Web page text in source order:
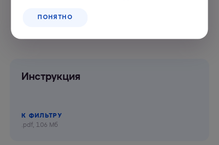
Инструкция
К ФИЛЬТРУ
.pdf, 1.06 Мб
ПОНЯТНО